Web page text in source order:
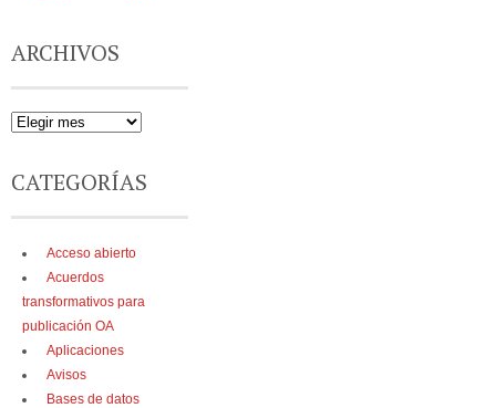
ARCHIVOS
CATEGORÍAS
Acceso abierto
Acuerdos
transformativos para
publicación OA
Aplicaciones
Avisos
Bases de datos